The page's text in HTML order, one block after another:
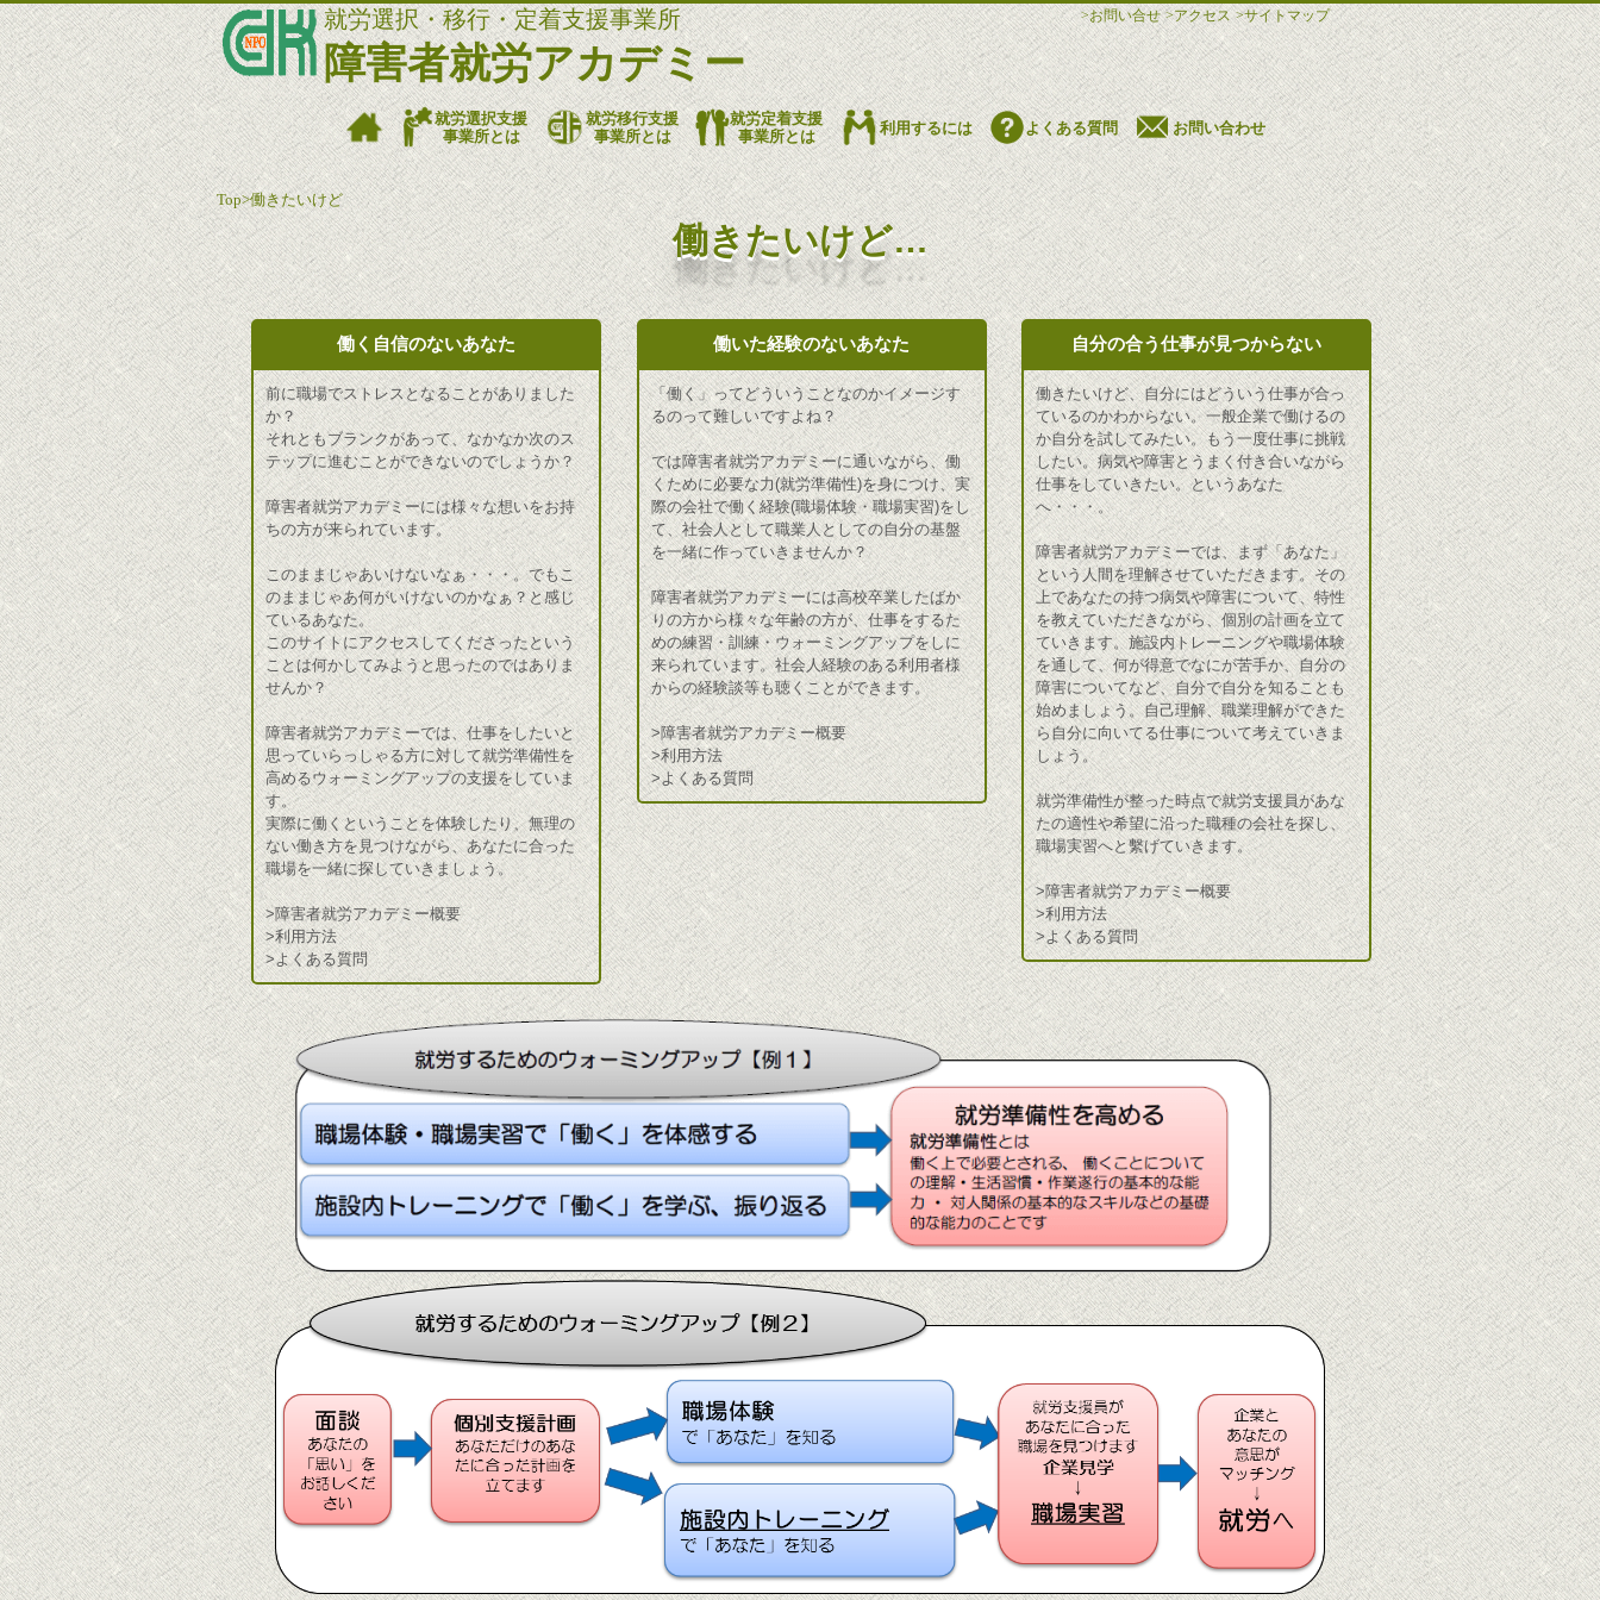
就労選択・移行・定着支援事業所
障害者就労アカデミー
>お問い合せ >アクセス >サイトマップ
就労選択支援
事業所とは
就労移行支援
事業所とは
就労定着支援
事業所とは
利用するには よくある質問 お問い合わせ
Top>働きたいけど
働きたいけど…
働く自信のないあなた
前に職場でストレスとなることがありました
か？
それともブランクがあって、なかなか次のス
テップに進むことができないのでしょうか？
障害者就労アカデミーには様々な想いをお持
ちの方が来られています。
このままじゃあいけないなぁ・・・。でもこ
のままじゃあ何がいけないのかなぁ？と感じ
ているあなた。
このサイトにアクセスしてくださったという
ことは何かしてみようと思ったのではありま
せんか？
障害者就労アカデミーでは、仕事をしたいと
思っていらっしゃる方に対して就労準備性を
高めるウォーミングアップの支援をしていま
す。
実際に働くということを体験したり、無理の
ない働き方を見つけながら、あなたに合った
職場を一緒に探していきましょう。
>障害者就労アカデミー概要
>利用方法
>よくある質問
働いた経験のないあなた
「働く」ってどういうことなのかイメージす
るのって難しいですよね？
では障害者就労アカデミーに通いながら、働
くために必要な力(就労準備性)を身につけ、実
際の会社で働く経験(職場体験・職場実習)をし
て、社会人として職業人としての自分の基盤
を一緒に作っていきませんか？
障害者就労アカデミーには高校卒業したばか
りの方から様々な年齢の方が、仕事をするた
めの練習・訓練・ウォーミングアップをしに
来られています。社会人経験のある利用者様
からの経験談等も聴くことができます。
>障害者就労アカデミー概要
>利用方法
>よくある質問
自分の合う仕事が見つからない
働きたいけど、自分にはどういう仕事が合っ
ているのかわからない。一般企業で働けるの
か自分を試してみたい。もう一度仕事に挑戦
したい。病気や障害とうまく付き合いながら
仕事をしていきたい。というあなた
へ・・・。
障害者就労アカデミーでは、まず「あなた」
という人間を理解させていただきます。その
上であなたの持つ病気や障害について、特性
を教えていただきながら、個別の計画を立て
ていきます。施設内トレーニングや職場体験
を通して、何が得意でなにが苦手か、自分の
障害についてなど、自分で自分を知ることも
始めましょう。自己理解、職業理解ができた
ら自分に向いてる仕事について考えていきま
しょう。
就労準備性が整った時点で就労支援員があな
たの適性や希望に沿った職種の会社を探し、
職場実習へと繫げていきます。
>障害者就労アカデミー概要
>利用方法
>よくある質問